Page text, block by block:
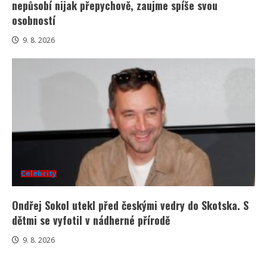
nepůsobí nijak přepychově, zaujme spíše svou
osobností
9. 8. 2026
Celebrity
Ondřej Sokol utekl před českými vedry do Skotska. S
dětmi se vyfotil v nádherné přírodě
9. 8. 2026